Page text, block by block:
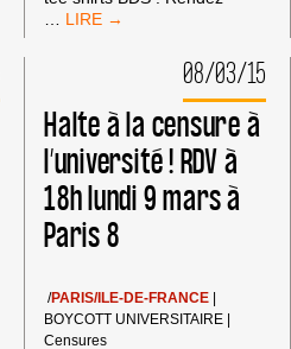
CORTÈGE
MANIFESTATION
CONTRE
TOUS
LES
RACISMES
ET
LE
DU
21
MARS
08/03/15
Halte à la censure à
l’université ! RDV à
18h lundi 9 mars à
Paris 8
/PARIS/ILE-DE-FRANCE
BOYCOTT UNIVERSITAIRE
Censures